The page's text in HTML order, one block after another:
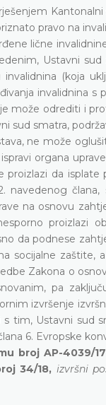
pravo na
lične
Ustavni
(koja
invalidnina
može odrediti i
sud smatra,
ne može
organa
proizlazi da
na osnovu
proizlazi
da podnese
socijalne
Zakona o
pa
izvršenje
tim, Ustavni sud
6. Evropske
broj AP-4039/
34/18, izvršni